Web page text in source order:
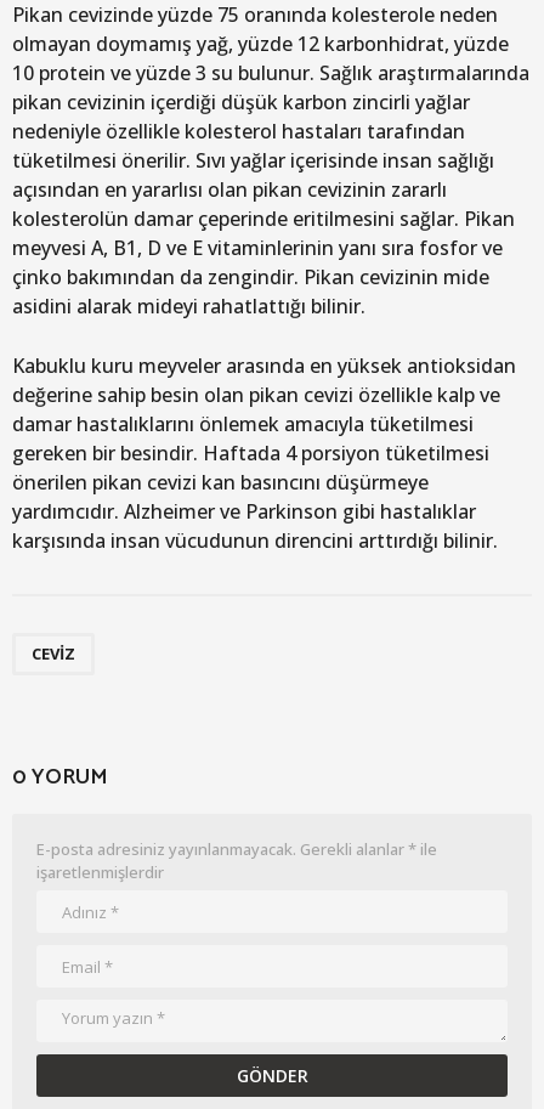
Pikan cevizinde yüzde 75 oranında kolesterole neden
olmayan doymamış yağ, yüzde 12 karbonhidrat, yüzde
10 protein ve yüzde 3 su bulunur. Sağlık araştırmalarında
pikan cevizinin içerdiği düşük karbon zincirli yağlar
nedeniyle özellikle kolesterol hastaları tarafından
tüketilmesi önerilir. Sıvı yağlar içerisinde insan sağlığı
açısından en yararlısı olan pikan cevizinin zararlı
kolesterolün damar çeperinde eritilmesini sağlar. Pikan
meyvesi A, B1, D ve E vitaminlerinin yanı sıra fosfor ve
çinko bakımından da zengindir. Pikan cevizinin mide
asidini alarak mideyi rahatlattığı bilinir.
Kabuklu kuru meyveler arasında en yüksek antioksidan
değerine sahip besin olan pikan cevizi özellikle kalp ve
damar hastalıklarını önlemek amacıyla tüketilmesi
gereken bir besindir. Haftada 4 porsiyon tüketilmesi
önerilen pikan cevizi kan basıncını düşürmeye
yardımcıdır. Alzheimer ve Parkinson gibi hastalıklar
karşısında insan vücudunun direncini arttırdığı bilinir.
CEVIZ
0 YORUM
E-posta adresiniz yayınlanmayacak. Gerekli alanlar* ile
işaretlenmişlerdir